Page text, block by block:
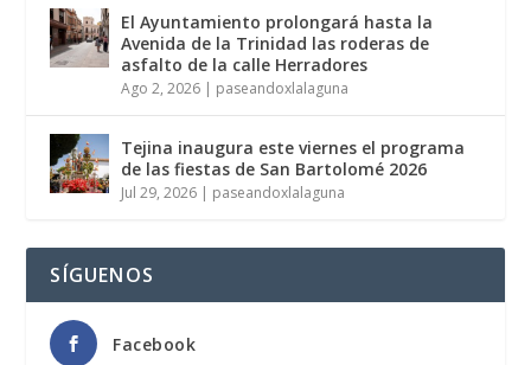
El Ayuntamiento prolongará hasta la
Avenida de la Trinidad las roderas de
asfalto de la calle Herradores
Ago 2, 2026 | paseandoxlalaguna
Tejina inaugura este viernes el programa
de las fiestas de San Bartolomé 2026
Jul 29, 2026 | paseandoxlalaguna
SÍGUENOS
Facebook